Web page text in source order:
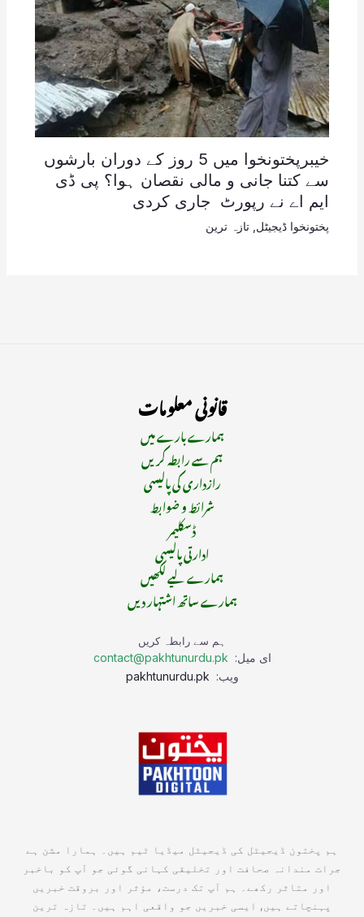
خیبرپختونخوا میں 5 روز کے دوران بارشوں
سے کتنا جانی و مالی نقصان ہوا؟ پی ڈی
ایم اے نے رپورٹ جاری کردی
پختونخوا ڈیجیٹل تازہ ترین
قانونی معلومات
ہمارے بارے میں
ہم سے رابطہ کریں
رازداری کی پالیسی
شرائط و ضوابط
ڈسکلیمر
ادارتی پالیسی
ہمارے لیے لکھیں
ہمارے ساتھ اشتہار دیں
ہم سے رابطہ کریں
ای میل: contact@pakhtunurdu.pk
ویب:
ہم پختون ڈیجیٹل کی ڈیجیٹل میڈیا ٹیم ہیں۔ ہمارا مشن ہے
جرات مندانہ صحافت اور تخلیقی کہانی گوئی جو آپ کو باخبر
اور متاثر رکھے۔ ہم آپ تک درست، مؤثر اور بروقت خبریں
پہنچاتے ہیں, ایسی خبریں جو واقعی اہم ہیں۔ تازہ ترین